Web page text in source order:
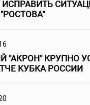
"АКРОН" КРУПНО
КУБКА РОССИИ